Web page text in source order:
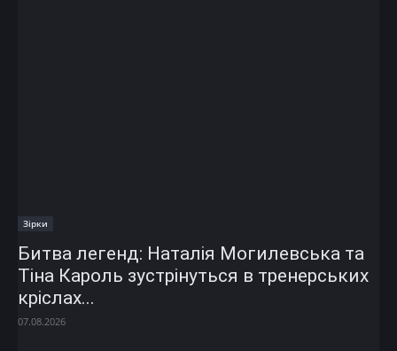
Зірки
Битва легенд: Наталія Могилевська та
Тіна Кароль зустрінуться в тренерських
кріслах...
07.08.2026